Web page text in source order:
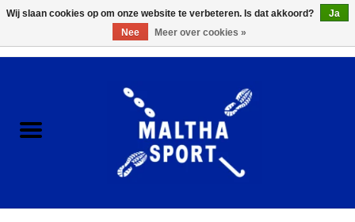
ACCESSOIRES/HARDWARE
KLEDING
Wij slaan cookies op om onze website te verbeteren. Is dat akkoord?
Ja
Nee
Meer over cookies »